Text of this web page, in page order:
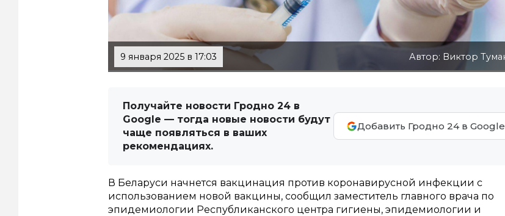
9 января 2025 в 17:03 Автор: Виктор
Получайте новости Гродно 24 в
Google — тогда новые новости будут
чаще появляться в ваших
рекомендациях.
Добавить Гродно 24 в Google
В Беларуси начнется вакцинация против коронавирусной инфекции с
использованием новой вакцины, сообщил заместитель главного врача по
эпидемиологии Республиканского центра гигиены, эпидемиологии и